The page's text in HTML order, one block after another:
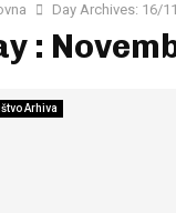
Day Archives: 16/
:
Arhiva